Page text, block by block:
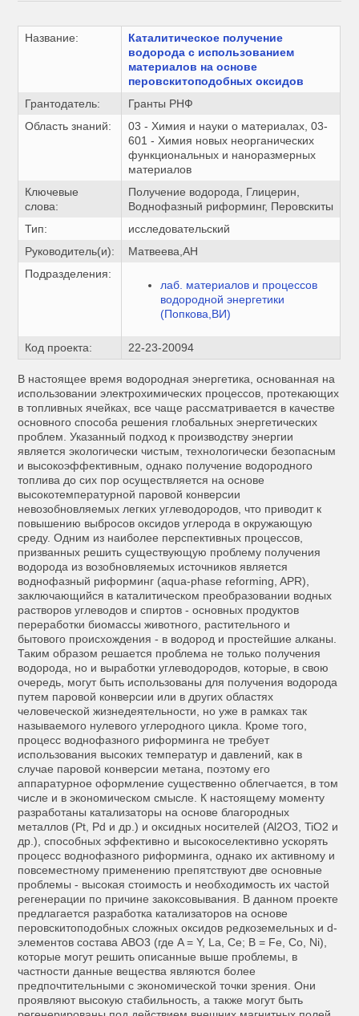
Название:
Каталитическое получение
водорода с использованием
материалов на основе
перовскитоподобных оксидов
Грантодатель:
Гранты РНФ
Область знаний:
03 - Химия и науки о материалах, 03-
601 - Химия новых неорганических
функциональных и наноразмерных
материалов
Ключевые
слова:
Получение водорода, Глицерин,
Воднофазный риформинг, Перовскиты
Тип:
исследовательский
Руководитель(и):
Матвеева,АН
Подразделения:
лаб. материалов и процессов
водородной энергетики
(Попкова,ВИ)
Код проекта: 22-23-20094
В настоящее время водородная энергетика, основанная на
использовании электрохимических процессов, протекающих
в топливных ячейках, все чаще рассматривается в качестве
основного способа решения глобальных энергетических
проблем. Указанный подход к производству энергии
является экологически чистым, технологически безопасным
и высокоэффективным, однако получение водородного
топлива до сих пор осуществляется на основе
высокотемпературной паровой конверсии
невозобновляемых легких углеводородов, что приводит к
повышению выбросов оксидов углерода в окружающую
среду. Одним из наиболее перспективных процессов,
призванных решить существующую проблему получения
водорода из возобновляемых источников является
воднофазный риформинг (aqua-phase reforming, APR),
заключающийся в каталитическом преобразовании водных
растворов углеводов и спиртов - основных продуктов
переработки биомассы животного, растительного и
бытового происхождения - в водород и простейшие алканы.
Таким образом решается проблема не только получения
водорода, но и выработки углеводородов, которые, в свою
очередь, могут быть использованы для получения водорода
путем паровой конверсии или в других областях
человеческой жизнедеятельности, но уже в рамках так
называемого нулевого углеродного цикла. Кроме того,
процесс воднофазного риформинга не требует
использования высоких температур и давлений, как в
случае паровой конверсии метана, поэтому его
аппаратурное оформление существенно облегчается, в том
числе и в экономическом смысле. К настоящему моменту
разработаны катализаторы на основе благородных
металлов (Pt, Pd и др.) и оксидных носителей (Al2O3, TiO2 и
др.), способных эффективно и высокоселективно ускорять
процесс воднофазного риформинга, однако их активному и
повсеместному применению препятствуют две основные
проблемы - высокая стоимость и необходимость их частой
регенерации по причине закоксовывания. В данном проекте
предлагается разработка катализаторов на основе
перовскитоподобных сложных оксидов редкоземельных и d-
элементов состава ABO3 (где A = Y, La, Ce; B = Fe, Co, Ni),
которые могут решить описанные выше проблемы, в
частности данные вещества являются более
предпочтительными с экономической точки зрения. Они
проявляют высокую стабильность, а также могут быть